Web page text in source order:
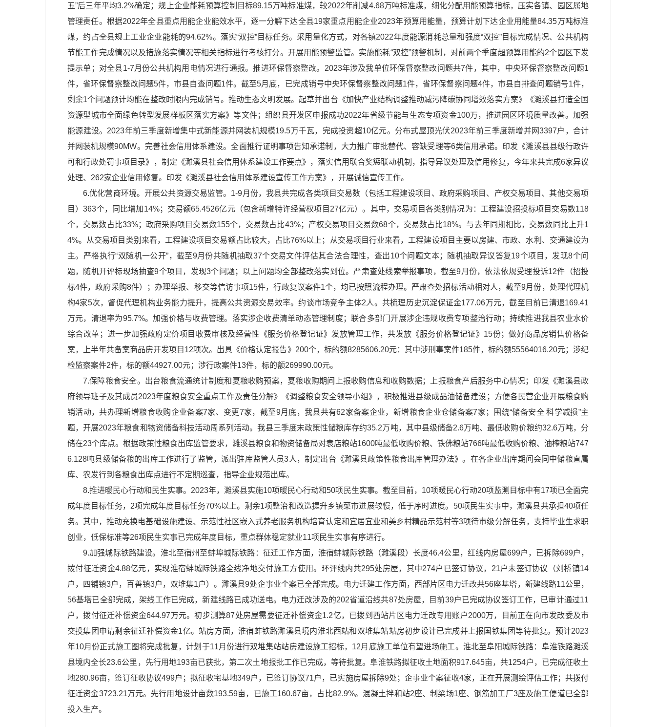
五”后三年平均3.2%确定；规上企业能耗预算控制目标89.15万吨标准煤，较2022年削减4.68万吨标准煤，细化分配用能预算指标，压实各镇、园区属地
管理责任。根据2022年全县重点用能企业能效水平，逐一分解下达全县19家重点用能企业2023年预算用能量，预算计划下达企业用能量84.35万吨标准
煤，约占全县规上工业企业能耗的94.62%。落实“双控”目标任务。采用量化方式，对各镇2022年度能源消耗总量和强度“双控”目标完成情况、公共机构
节能工作完成情况以及措施落实情况等相关指标进行考核打分。开展用能预警监管。实施能耗“双控”预警机制，对前两个季度超预算用能的2个园区下发
提示单；对全县1-7月份公共机构用电情况进行通报。推进环保督察整改。2023年涉及我单位环保督察整改问题共7件，其中，中央环保督察整改问题1
件，省环保督察整改问题5件，市县自查问题1件。截至5月底，已完成销号中央环保督察整改问题1件，省环保督察问题4件，市县自排查问题销号1件，
剩余1个问题预计均能在整改时限内完成销号。推动生态文明发展。起草并出台《加快产业结构调整推动减污降碳协同增效落实方案》《濉溪县打造全国
资源型城市全面绿色转型发展样板区落实方案》等文件；组织县开发区申报成功2022年省级节能与生态专项资金100万，推进园区环境质量改善。加强
能源建设。2023年前三季度新增集中式新能源并网装机规模19.5万千瓦，完成投资超10亿元。分布式屋顶光伏2023年前三季度新增并网3397户，合计
并网装机规模90MW。完善社会信用体系建设。全面推行证明事项告知承诺制，大力推广审批替代、容缺受理等6类信用承诺。印发《濉溪县县级行政许
可和行政处罚事项目录》，制定《濉溪县社会信用体系建设工作要点》，落实信用联合奖惩联动机制，指导异议处理及信用修复，今年来共完成6家异议
处理、262家企业信用修复。印发《濉溪县社会信用体系建设宣传工作方案》，开展诚信宣传工作。
6.优化营商环境。开展公共资源交易监管。1-9月份，我县共完成各类项目交易数（包括工程建设项目、政府采购项目、产权交易项目、其他交易项
目）363个，同比增加14%；交易额65.4526亿元（包含新增特许经营权项目27亿元）。其中，交易项目各类别情况为：工程建设招投标项目交易数118
个，交易数占比33%；政府采购项目交易数155个，交易数占比43%；产权交易项目交易数68个，交易数占比18%。与去年同期相比，交易数同比上升1
4%。从交易项目类别来看，工程建设项目交易额占比较大，占比76%以上；从交易项目行业来看，工程建设项目主要以房建、市政、水利、交通建设为
主。严格执行“双随机一公开”，截至9月份共随机抽取37个交易文件评估其合法合理性，查出10个问题文本；随机抽取异议答复19个项目，发现8个问
题，随机开评标现场抽查9个项目，发现3个问题；以上问题均全部整改落实到位。严肃查处线索举报事项，截至9月份，依法依规受理投诉12件（招投
标4件，政府采购8件）；办理举报、移交等信访事项15件，行政复议案件1个，均已按照流程办理。严肃查处招标活动相对人，截至9月份，处理代理机
构4家5次，督促代理机构业务能力提升，提高公共资源交易效率。约谈市场竞争主体2人。共梳理历史沉淀保证金177.06万元，截至目前已清退169.41
万元，清退率为95.7%。加强价格与收费管理。落实涉企收费清单动态管理制度；联合多部门开展涉企违规收费专项整治行动；持续推进我县农业水价
综合改革；进一步加强政府定价项目收费审核及经营性《服务价格登记证》发放管理工作，共发放《服务价格登记证》15份；做好商品房销售价格备
案，上半年共备案商品房开发项目12项次。出具《价格认定报告》200个，标的额8285606.20元：其中涉刑事案件185件，标的额55564016.20元；涉纪
检监察案件2件，标的额44927.00元；涉行政案件13件，标的额269990.00元。
7.保障粮食安全。出台粮食流通统计制度和夏粮收购预案，夏粮收购期间上报收购信息和收购数据；上报粮食产后服务中心情况；印发《濉溪县政
府领导班子及其成员2023年度粮食安全重点工作及责任分解》《调整粮食安全领导小组》，积极推进县级成品油储备建设；方便各民营企业开展粮食购
销活动，共办理新增粮食收购企业备案7家、变更7家，截至9月底，我县共有62家备案企业，新增粮食企业仓储备案7家；围绕“储备安全 科学减损”主
题，开展2023年粮食和物资储备科技活动周系列活动。我县三季度末政策性储粮库存约35.2万吨，其中县级储备2.6万吨、最低收购价粮约32.6万吨，分
储在23个库点。根据政策性粮食出库监管要求，濉溪县粮食和物资储备局对袁店粮站1600吨最低收购价粮、铁佛粮站766吨最低收购价粮、油榨粮站747
6.128吨县级储备粮的出库工作进行了监管，派出驻库监管人员3人，制定出台《濉溪县政策性粮食出库管理办法》。在各企业出库期间会同中储粮直属
库、农发行到各粮食出库点进行不定期巡查，指导企业规范出库。
8.推进暖民心行动和民生实事。2023年，濉溪县实施10项暖民心行动和50项民生实事。截至目前，10项暖民心行动20项监测目标中有17项已全面完
成年度目标任务，2项完成年度目标任务70%以上。剩余1项整治和改造提升乡镇菜市进展较慢，低于序时进度。50项民生实事中，濉溪县共承担40项任
务。其中，推动充换电基础设施建设、示范性社区嵌入式养老服务机构培育认定和宜居宜业和美乡村精品示范村等3项待市级分解任务，支持毕业生求职
创业，低保标准等26项民生实事已完成年度目标，重点群体稳定就业11项民生实事有序进行。
9.加强城际铁路建设。淮北至宿州至蚌埠城际铁路：征迁工作方面，淮宿蚌城际铁路（濉溪段）长度46.4公里，红线内房屋699户，已拆除699户，
拨付征迁资金4.88亿元，实现淮宿蚌城际铁路全线净地交付施工方使用。环评线内共295处房屋，其中274户已签订协议，21户未签订协议（刘桥镇14
户，四铺镇3户，百善镇3户，双堆集1户）。濉溪县9处企事业个案已全部完成。电力迁建工作方面，西部片区电力迁改共56座基塔，新建线路11公里，
56基塔已全部完成，架线工作已完成，新建线路已成功送电。电力迁改涉及的202省道沿线共87处房屋，目前39户已完成协议签订工作，已审计通过11
户，拨付征迁补偿资金644.97万元。初步测算87处房屋需要征迁补偿资金1.2亿，已拨到西站片区电力迁改专用账户2000万，目前正在向市发改委及市
交投集团申请剩余征迁补偿资金1亿。站房方面，淮宿蚌铁路濉溪县境内淮北西站和双堆集站站房初步设计已完成并上报国铁集团等待批复。预计2023
年10月份正式施工图将完成批复，计划于11月份进行双堆集站站房建设施工招标，12月底施工单位有望进场施工。淮北至阜阳城际铁路：阜淮铁路濉溪
县境内全长23.6公里，先行用地193亩已获批，第二次土地报批工作已完成，等待批复。阜淮铁路拟征收土地面积917.645亩，共1254户，已完成征收土
地280.96亩，签订征收协议499户；拟征收宅基地349户，已签订协议71户，已实施房屋拆除9处；企事业个案征收4家，正在开展测绘评估工作；共拨付
征迁资金3723.21万元。先行用地设计亩数193.59亩，已施工160.67亩，占比82.9%。混凝土拌和站2座、制梁场1座、钢筋加工厂3座及施工便道已全部
投入生产。